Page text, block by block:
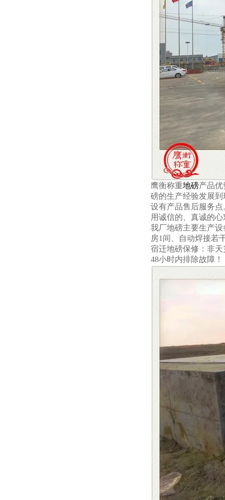
鹰衡称重地磅产品
磅的生产经验发展
设有产品售后服务
用诚信的、真诚的
我厂地磅主要生产
房1间、自动焊接若
宿迁地磅保修：非天
48小时内排除故障！